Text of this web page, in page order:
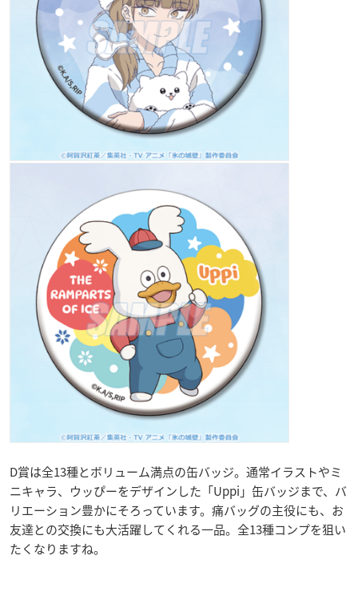
D賞は全13種とボリューム満点の缶バッジ。通常イラストやミ
ニキャラ、ウッぴーをデザインした「Uppi」缶バッジまで、バ
リエーション豊かにそろっています。痛バッグの主役にも、お
友達との交換にも大活躍してくれる一品。全13種コンプを狙い
たくなりますね。